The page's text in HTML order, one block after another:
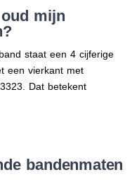
mijn
staat een 4 cijferige
een vierkant met
Dat betekent
bandenmaten